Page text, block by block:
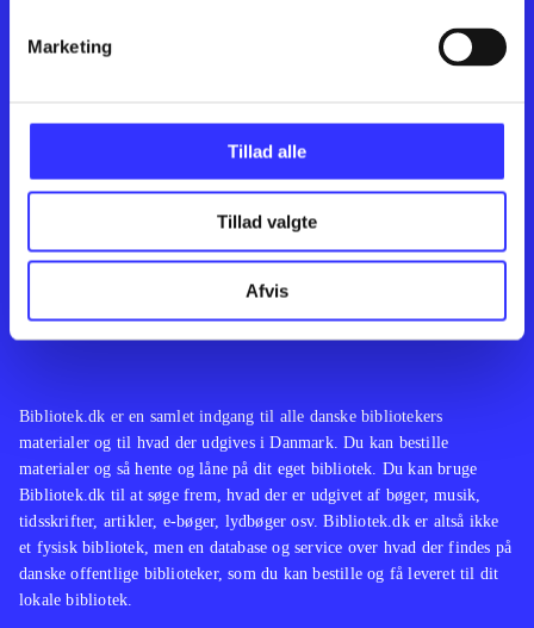
Marketing
Tillad alle
Tillad valgte
Afvis Feedback
Bibliotek.dk er en samlet indgang til alle danske bibliotekers
materialer og til hvad der udgives i Danmark. Du kan bestille
materialer og så hente og låne på dit eget bibliotek. Du kan bruge
Bibliotek.dk til at søge frem, hvad der er udgivet af bøger, musik,
tidsskrifter, artikler, e-bøger, lydbøger osv. Bibliotek.dk er altså ikke
et fysisk bibliotek, men en database og service over hvad der findes på
danske offentlige biblioteker, som du kan bestille og få leveret til dit
lokale bibliotek.
Kontakt os
English
Artikler
Film
Musik
Noder